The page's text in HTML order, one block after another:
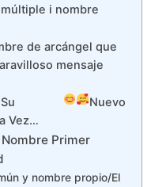
i nombre
de arcángel que
mensaje
Vez…
Nuevo
Primer
y nombre propio/El